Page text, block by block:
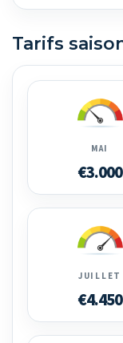
Tarifs
MAI
€3.000
JUILLET
€4.450